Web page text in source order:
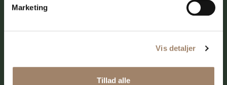
Marketing
Vis detaljer
Tillad alle
siden: